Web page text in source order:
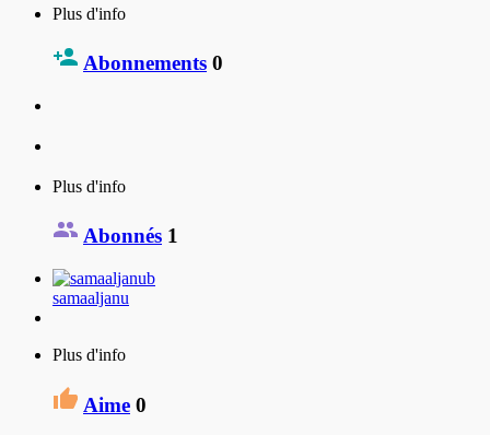
Plus d'info
Abonnements 0
Plus d'info
Abonnés 1
samaaljanu
Plus d'info
Aime 0